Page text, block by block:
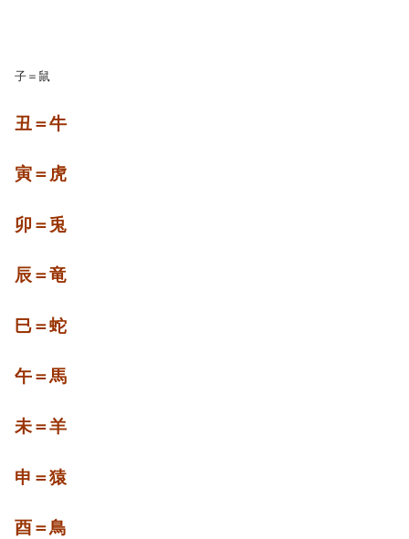
子＝鼠
丑＝牛
寅＝虎
卯＝兎
辰＝竜
巳＝蛇
午＝馬
未＝羊
申＝猿
酉＝鳥